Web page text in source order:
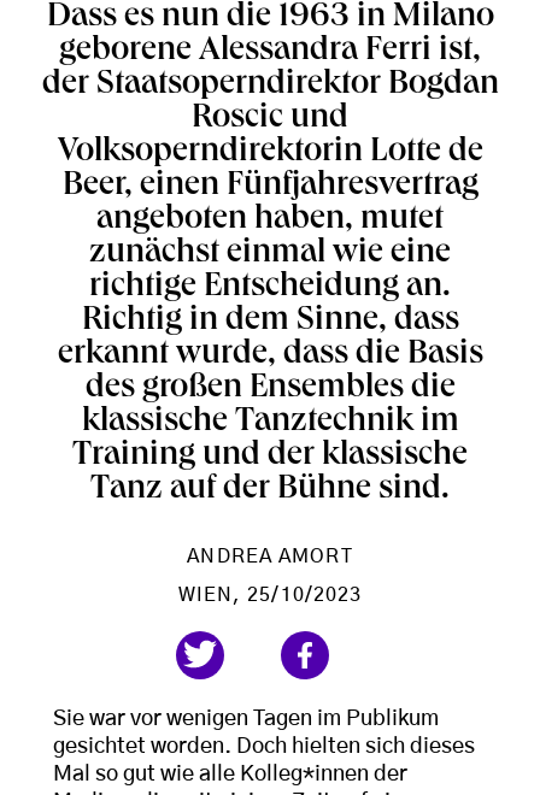
Dass es nun die 1963 in Milano
geborene Alessandra Ferri ist,
der Staatsoperndirektor Bogdan
Roscic und
Volksoperndirektorin Lotte de
Beer, einen Fünfjahresvertrag
angeboten haben, mutet
zunächst einmal wie eine
richtige Entscheidung an.
Richtig in dem Sinne, dass
erkannt wurde, dass die Basis
des großen Ensembles die
klassische Tanztechnik im
Training und der klassische
Tanz auf der Bühne sind.
ANDREA AMORT
WIEN , 25/10/2023
Sie war vor wenigen Tagen im Publikum
gesichtet worden. Doch hielten sich dieses
Mal so gut wie alle Kolleg*innen der